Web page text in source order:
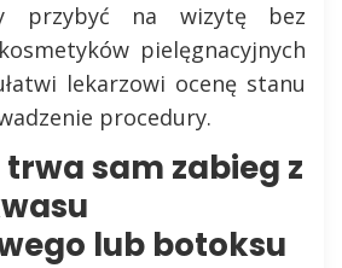
przybyć na wizytę bez
pielęgnacyjnych
lekarzowi ocenę stanu
procedury.
trwa sam zabieg z
lub botoksu